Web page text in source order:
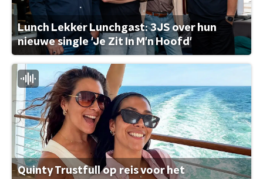
Lunch Lekker Lunchgast: 3JS over hun
nieuwe single 'Je Zit In M'n Hoofd'
Quinty Trustfull op reis voor het